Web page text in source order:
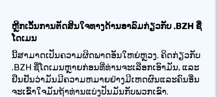
ຫຼີກເວັ້ນການຕັດສິນໃຈທາງດ້ານອາລົມກ່ຽວກັບ .BZH ຊື່
ໂດເມນ
ນີ້ສາມາດເປັນຄວາມຜິດພາດອັນໃຫຍ່ຫຼວງ. ຄິດກ່ຽວກັບ
.BZH ຊື່ໂດເມນຫຼາຍກ່ອນທີ່ທ່ານຈະເລືອກເອົາມັນ, ແລະ
ຢືນຢັນວ່າມັນມີຄວາມຫມາຍຢ່າງມີເຫດຜົນແລະຄົນອື່ນ
ຈະເຂົ້າໃຈມັນຖ້າທ່ານແບ່ງປັນມັນກັບພວກເຂົາ.